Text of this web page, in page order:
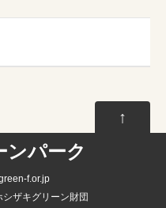
↑
ンパーク
f.or.jp
ザキグリーン財団